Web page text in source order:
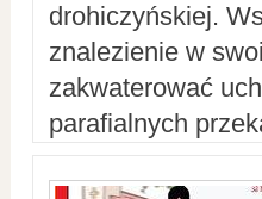
drohiczyńskiej.
znalezienie w
zakwaterować
parafialnych